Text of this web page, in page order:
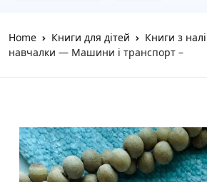
Home Книги для дітей Книги з
навчалки — Машини і транспорт –